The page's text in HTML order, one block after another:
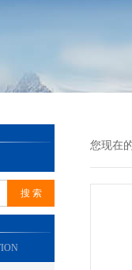
您现在